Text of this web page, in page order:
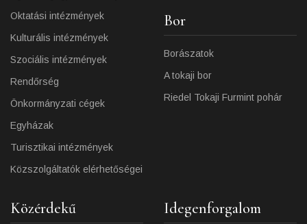
Oktatási intézmények
Kulturális intézmények
Szociális intézmények
Rendőrség
Önkormányzati cégek
Egyházak
Turisztikai intézmények
Közszolgáltatók elérhetőségei
Bor
Borászatok
A tokaji bor
Riedel Tokaji Furmint pohár
Közérdekű Idegenforgalom